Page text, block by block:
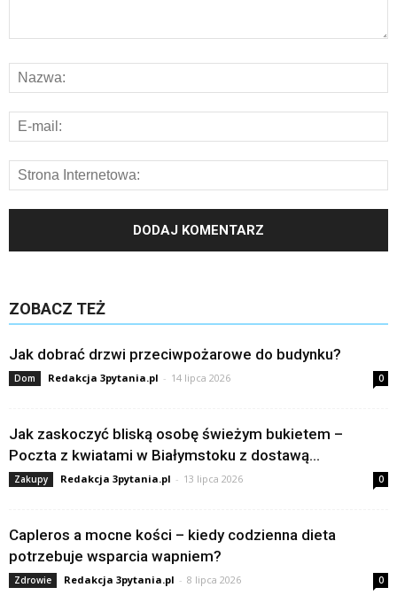
ZOBACZ TEŻ
Jak dobrać drzwi przeciwpożarowe do budynku?
Dom Redakcja 3pytania.pl - 14 lipca 2026 0
Jak zaskoczyć bliską osobę świeżym bukietem –
Poczta z kwiatami w Białymstoku z dostawą...
Zakupy Redakcja 3pytania.pl - 13 lipca 2026 0
Capleros a mocne kości – kiedy codzienna dieta
potrzebuje wsparcia wapniem?
Zdrowie Redakcja 3pytania.pl - 8 lipca 2026 0